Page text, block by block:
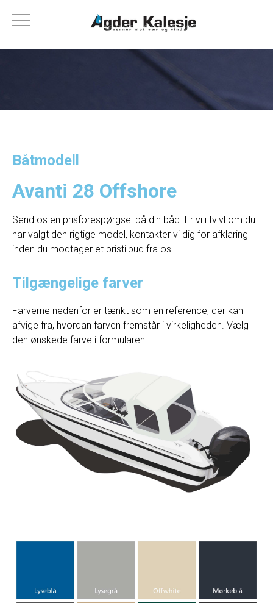
Båtmodell
Avanti 28 Offshore
Send os en prisforespørgsel på din båd. Er vi i tvivl om du
har valgt den rigtige model, kontakter vi dig for afklaring
inden du modtager et pristilbud fra os.
Tilgængelige farver
Farverne nedenfor er tænkt som en reference, der kan
afvige fra, hvordan farven fremstår i virkeligheden. Vælg
den ønskede farve i formularen.